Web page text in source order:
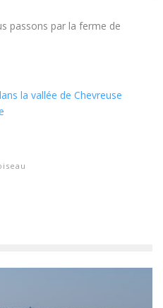
passons par la ferme de
la vallée de Chevreuse